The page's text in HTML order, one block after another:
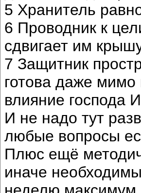
5 Хранитель
6 Проводник к
сдвигает им
7 Защитник
готова даже мимо
влияние господа
И не надо тут
любые вопросы
Плюс ещё
иначе